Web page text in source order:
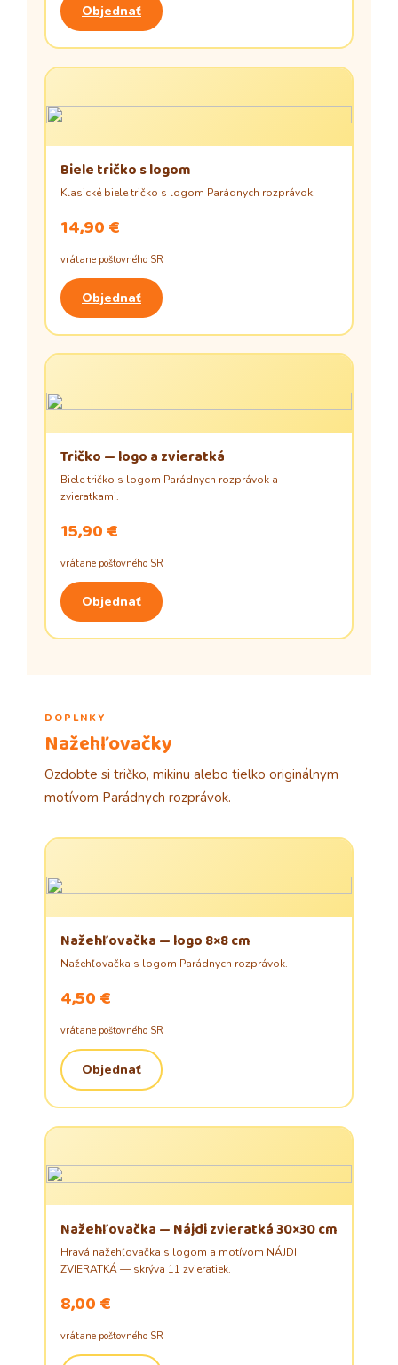
Objednať
Biele tričko s logom
Klasické biele tričko s logom Parádnych rozprávok.
14,90 €
vrátane poštovného SR
Objednať
Tričko — logo a zvieratká
Biele tričko s logom Parádnych rozprávok a
zvieratkami.
15,90 €
vrátane poštovného SR
Objednať
DOPLNKY
Nažehľovačky
Ozdobte si tričko, mikinu alebo tielko originálnym
motívom Parádnych rozprávok.
Nažehľovačka — logo 8×8 cm
Nažehľovačka s logom Parádnych rozprávok.
4,50 €
vrátane poštovného SR
Objednať
Nažehľovačka — Nájdi zvieratká 30×30 cm
Hravá nažehľovačka s logom a motívom NÁJDI
ZVIERATKÁ — skrýva 11 zvieratiek.
8,00 €
vrátane poštovného SR